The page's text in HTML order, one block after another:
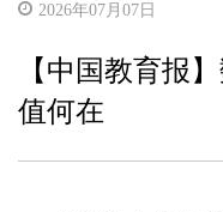
2026年07月07日
【中国教育报
值何在